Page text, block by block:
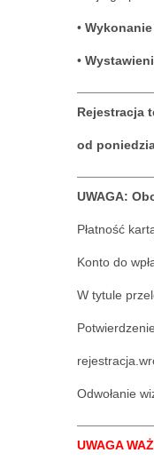
•
•
Rejestracja
od
UWAGA:
Płatność
Konto do
W tytule
Odwołanie
UWAGA